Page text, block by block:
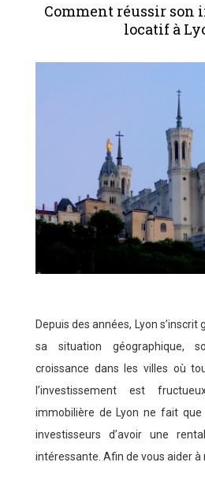
Comment réussir son
locatif à
Depuis des années, Lyon
sa situation géographique,
croissance dans les villes où
l’investissement est
immobilière de Lyon ne fait
investisseurs d’avoir une
intéressante. Afin de vous aider à